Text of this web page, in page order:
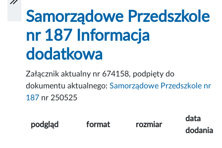
Samorządowe Przedszkole
nr 187 Informacja
dodatkowa
Załącznik aktualny nr 674158, podpięty do
dokumentu aktualnego:Samorządowe Przedszkole nr
187 nr 250525
podgląd format rozmiar
data
dodania